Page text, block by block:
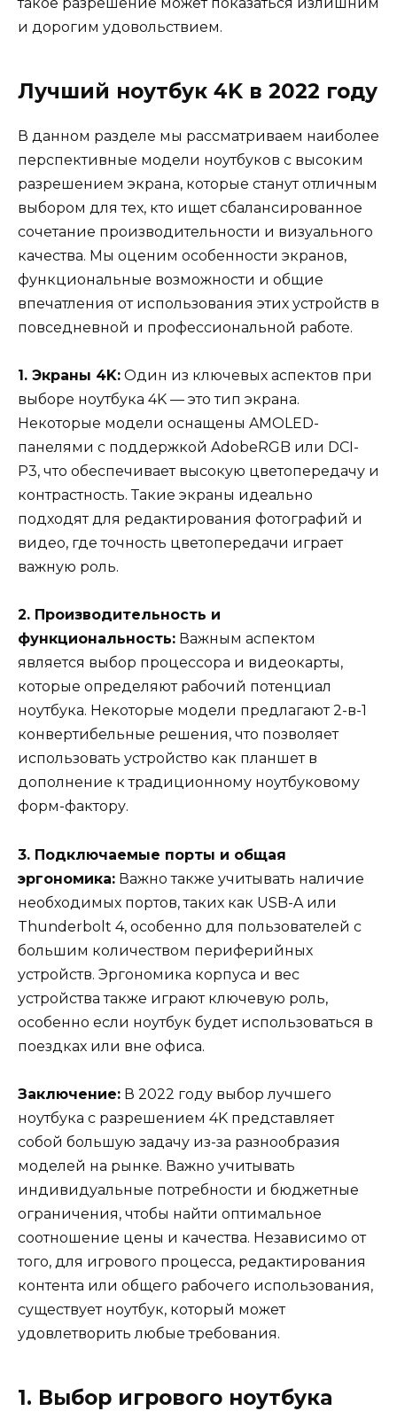
и дорогим удовольствием.
Лучший ноутбук 4K в 2022 году
В данном разделе мы рассматриваем наиболее
перспективные модели ноутбуков с высоким
разрешением экрана, которые станут отличным
выбором для тех, кто ищет сбалансированное
сочетание производительности и визуального
качества. Мы оценим особенности экранов,
функциональные возможности и общие
впечатления от использования этих устройств в
повседневной и профессиональной работе.
1. Экраны 4K: Один из ключевых аспектов при
выборе ноутбука 4K — это тип экрана.
Некоторые модели оснащены AMOLED-
панелями с поддержкой AdobeRGB или DCI-
P3, что обеспечивает высокую цветопередачу и
контрастность. Такие экраны идеально
подходят для редактирования фотографий и
видео, где точность цветопередачи играет
важную роль.
2. Производительность и
функциональность: Важным аспектом
является выбор процессора и видеокарты,
которые определяют рабочий потенциал
ноутбука. Некоторые модели предлагают 2-в-1
конвертибельные решения, что позволяет
использовать устройство как планшет в
дополнение к традиционному ноутбуковому
форм-фактору.
3. Подключаемые порты и общая
эргономика: Важно также учитывать наличие
необходимых портов, таких как USB-A или
Thunderbolt 4, особенно для пользователей с
большим количеством периферийных
устройств. Эргономика корпуса и вес
устройства также играют ключевую роль,
особенно если ноутбук будет использоваться в
поездках или вне офиса.
Заключение: В 2022 году выбор лучшего
ноутбука с разрешением 4K представляет
собой большую задачу из-за разнообразия
моделей на рынке. Важно учитывать
индивидуальные потребности и бюджетные
ограничения, чтобы найти оптимальное
соотношение цены и качества. Независимо от
того, для игрового процесса, редактирования
контента или общего рабочего использования,
существует ноутбук, который может
удовлетворить любые требования.
1. Выбор игрового ноутбука